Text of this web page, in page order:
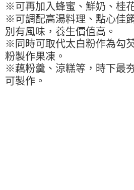
是否繳費成功／繳費後需取消欲退款等相關疑
客戶支援中心」https://
【注意事項】
１．透過由恩沛科技股份有限公司提供之「
易，需依本服務之必要範圍內提供個人資料
權轉讓予恩沛科技股份有限公司。
２．關於個人資料處理事宜，請瀏覽以下網址
https://aftee.tw/terms/#terms3
３．未成年的使用者請事先徵得法定代理人或
每筆NT$90，滿NT$990(含以上)免運費
付款後7-11取貨-重量限制含紙箱10kg，
9.5kg
每筆NT$90，滿NT$990(含以上)免運費
宅配-新竹物流
※可再加入蜂蜜、鮮奶、桂
※可調配高湯料理、點心佳
別有風味，養生價值高。
※同時可取代太白粉作為勾
粉製作果凍。
※藕粉羹、涼糕等，時下最
可製作。